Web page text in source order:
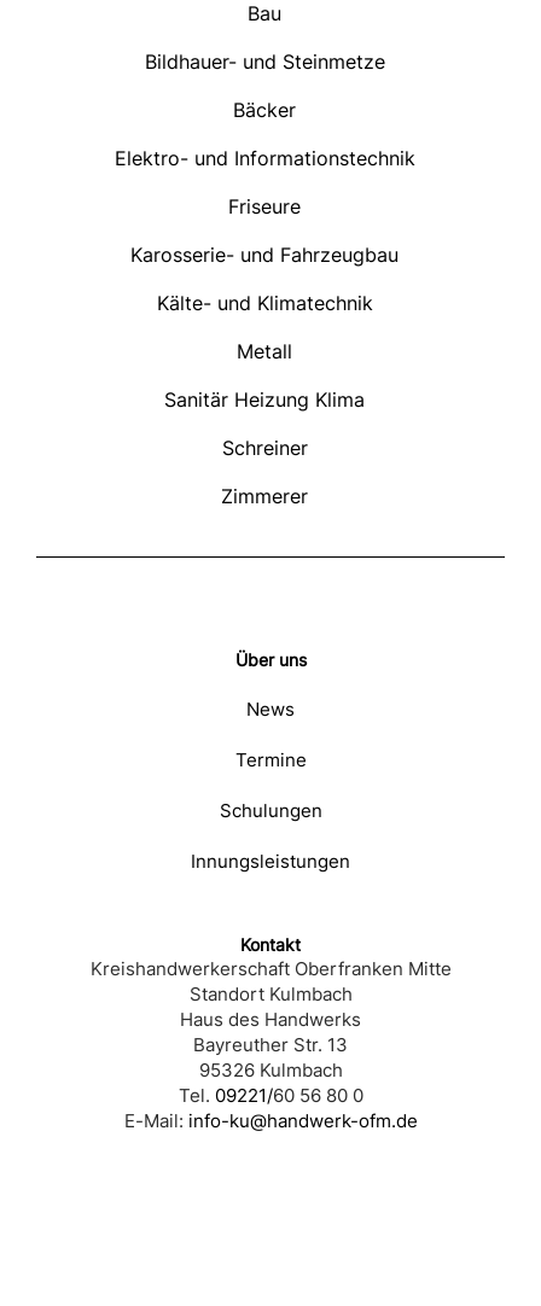
Bau
Bildhauer- und Steinmetze
Bäcker
Elektro- und Informationstechnik
Friseure
Karosserie- und Fahrzeugbau
Kälte- und Klimatechnik
Metall
Sanitär Heizung Klima
Schreiner
Zimmerer
Über uns
News
Termine
Schulungen
Innungsleistungen
Kontakt
Kreishandwerkerschaft Oberfranken Mitte
Standort Kulmbach
Haus des Handwerks
Bayreuther Str. 13
95326 Kulmbach
Tel. 09221/60 56 80 0
E-Mail: info-ku@handwerk-ofm.de